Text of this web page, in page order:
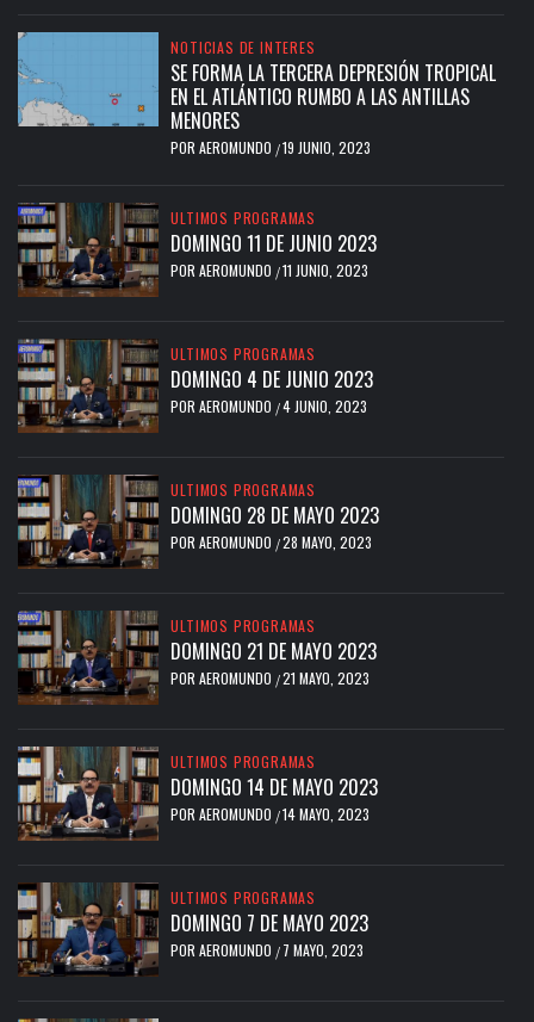
NOTICIAS DE INTERES
SE FORMA LA TERCERA DEPRESIÓN TROPICAL
EN EL ATLÁNTICO RUMBO A LAS ANTILLAS
MENORES
POR AEROMUNDO /19 JUNIO, 2023
ULTIMOS PROGRAMAS
DOMINGO 11 DE JUNIO 2023
POR AEROMUNDO /11 JUNIO, 2023
ULTIMOS PROGRAMAS
DOMINGO 4 DE JUNIO 2023
POR AEROMUNDO /4 JUNIO, 2023
ULTIMOS PROGRAMAS
DOMINGO 28 DE MAYO 2023
POR AEROMUNDO /28 MAYO, 2023
ULTIMOS PROGRAMAS
DOMINGO 21 DE MAYO 2023
POR AEROMUNDO /21 MAYO, 2023
ULTIMOS PROGRAMAS
DOMINGO 14 DE MAYO 2023
POR AEROMUNDO /14 MAYO, 2023
ULTIMOS PROGRAMAS
DOMINGO 7 DE MAYO 2023
POR AEROMUNDO / 7 MAYO, 2023